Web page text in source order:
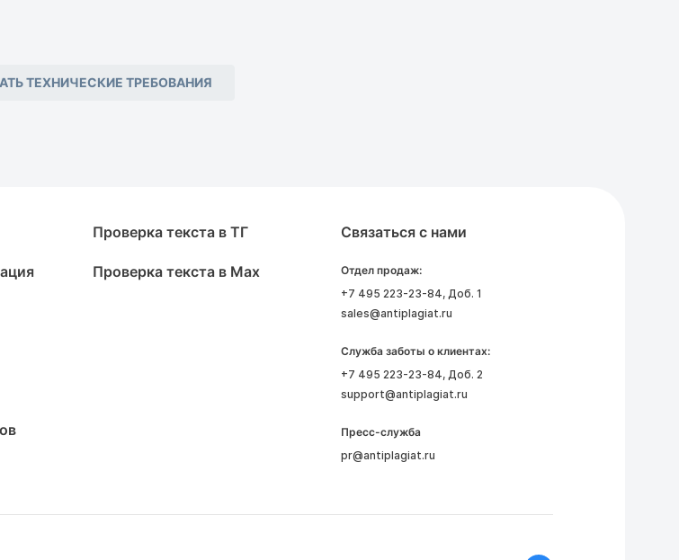
ТЕХНИЧЕСКИЕ ТРЕБОВАНИЯ
Проверка текста в ТГ
Проверка текста в Max
Связаться с нами
Отдел продаж:
+7 495 223-23-84, Доб. 1
sales@antiplagiat.ru
Служба заботы о клиентах:
+7 495 223-23-84, Доб. 2
support@antiplagiat.ru
Пресс-служба
pr@antiplagiat.ru